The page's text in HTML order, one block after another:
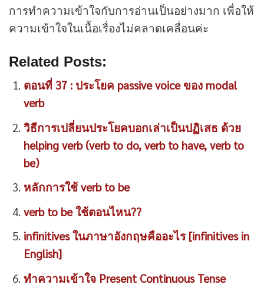
การทำความเข้าใจกับการอ่านเป็นอย่างมาก เพื่อให้
ความเข้าใจในเนื้อเรื่องไม่คลาดเคลื่อนค่ะ
Related Posts:
ตอนที่ 37 : ประโยค passive voice ของ modal
verb
วิธีการเปลี่ยนประโยคบอกเล่าเป็นปฏิเสธ ด้วย
helping verb (verb to do, verb to have, verb to
be)
หลักการใช้ verb to be
verb to be ใช้ตอนไหน??
infinitives ในภาษาอังกฤษคืออะไร [infinitives in
English]
ทำความเข้าใจ Present Continuous Tense